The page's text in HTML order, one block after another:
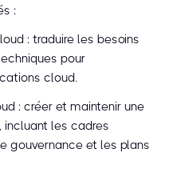
:
: traduire les besoins
pour
cloud.
: créer et maintenir une
les cadres
gouvernance et les plans